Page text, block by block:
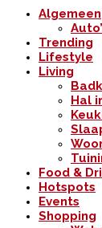
Algemeen
Trending
Lifestyle
Living
Hal
Food &
Hotspots
Events
Shopping